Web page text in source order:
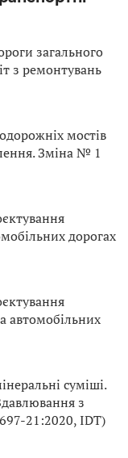
загального
з ремонтувань
мостів
Зміна № 1
дорогах
автомобільних
суміші.
з
21:2020, IDT)